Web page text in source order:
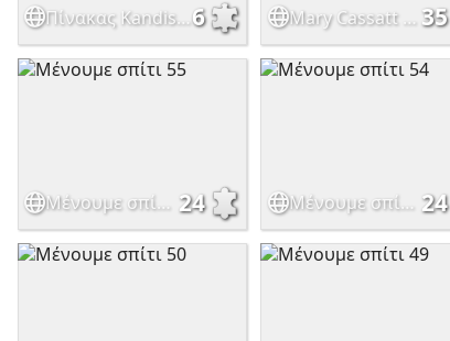
Πίνακας Kandisky 6 35
24 24